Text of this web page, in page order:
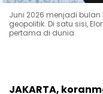
Juni 2026 menjadi
geopolitik. Di satu sisi,
pertama di dunia.
JAKARTA,